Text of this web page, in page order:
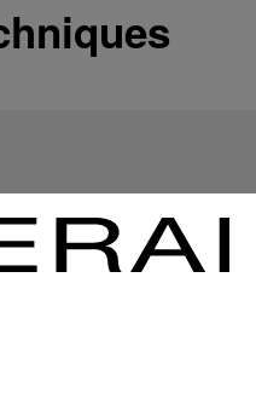
Retours et échanges
Officine Panerai
crédit :